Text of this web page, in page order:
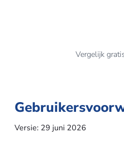
Vergelijk
Versie: 29 juni 2026